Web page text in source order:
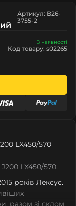
Артикул: B26-
3755-2
В наявності
Код товару: s02265
LX450/570
LX450/570.
років Лeкcуc.
разом зі склом